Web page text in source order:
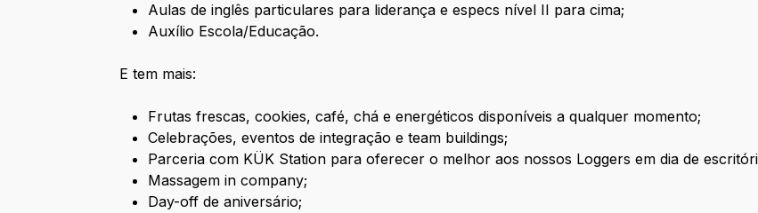
Aulas de inglês particulares para liderança e especs nível II para cima;
Auxílio Escola/Educação.
E tem mais:
Frutas frescas, cookies, café, chá e energéticos disponíveis a qualquer momento;
Celebrações, eventos de integração e team buildings;
Parceria com KÜK Station para oferecer o melhor aos nossos Loggers em dia de
Massagem in company;
Day-off de aniversário;